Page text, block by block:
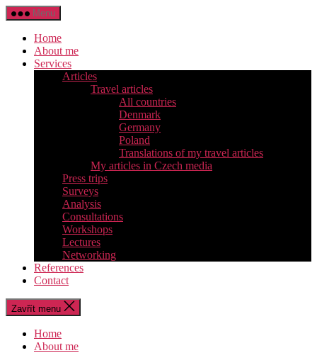
Přejít
k
obsahu
Menu
Home
About me
Services
Articles
Travel articles
All countries
Denmark
Germany
Poland
Translations of my travel articles
My articles in Czech media
Press trips
Surveys
Analysis
Consultations
Workshops
Lectures
Networking
References
Contact
Zavřít menu
Home
About me